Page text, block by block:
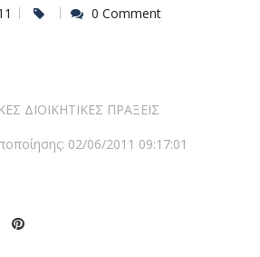
0 Comment
ΔΙΟΙΚΗΤΙΚΕΣ ΠΡΑΞΕΙΣ
02/06/2011 09:17:01